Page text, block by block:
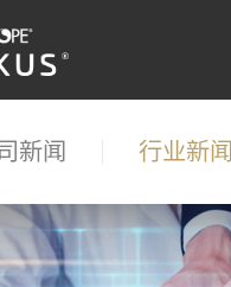
新闻 行业新闻